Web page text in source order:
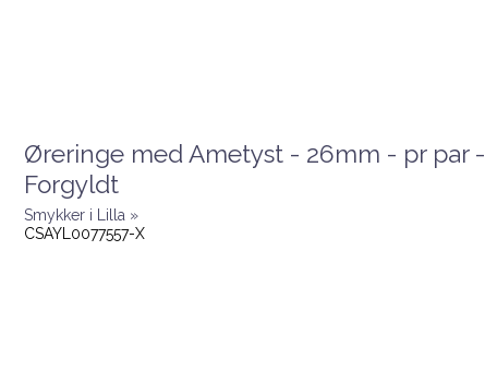
Øreringe med Ametyst - 26mm - pr par -
Forgyldt
Smykker i Lilla »
CSAYL0077557-X